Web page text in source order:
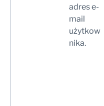
adres e-
mail
użytkow
nika.